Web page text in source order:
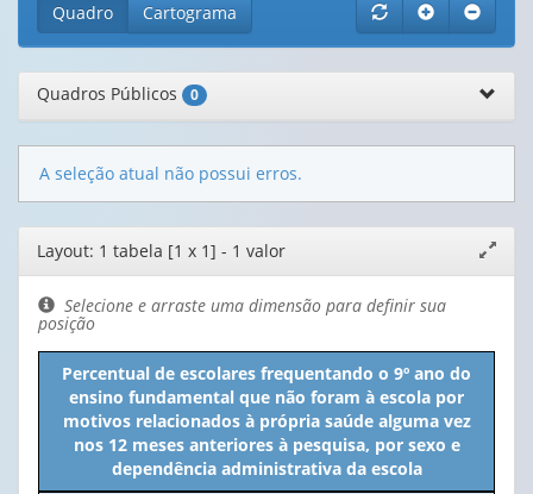
Quadro Cartograma
Quadros Públicos 0
A seleção atual não possui erros.
Editor
de
layout
janela
Layout: 1 tabela [1 x 1] - 1 valor
Selecione e arraste uma dimensão para definir sua
posição
Percentual de escolares frequentando o 9º ano do
ensino fundamental que não foram à escola por
motivos relacionados à própria saúde alguma vez
nos 12 meses anteriores à pesquisa, por sexo e
dependência administrativa da escola